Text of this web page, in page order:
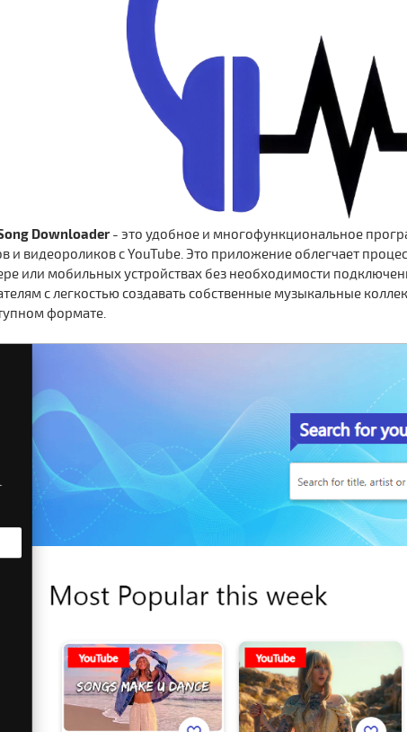
Downloader- это удобное и многофункциональное
и видеороликов с YouTube. Это приложение облегчает
или мобильных устройствах без необходимости
с легкостью создавать собственные музыкальные
формате.